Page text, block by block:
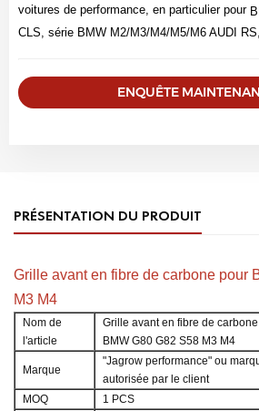
voitures de performance, en particulier pour
CLS, série BMW M2/M3/M4/M5/M6 AUDI
ENQUÊTE
PRÉSENTATION DU PRODUIT
Grille avant en fibre de carbone pour
M3 M4
Nom de
l'article
Grille avant en fibre de
BMW G80 G82 S58 M3 M4
Marque
"Jagrow performance" ou
autorisée par le client
MOQ
1 PCS